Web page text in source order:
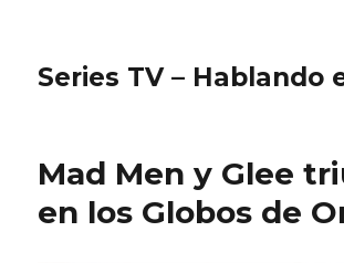
Series TV – Hablando
Mad Men y Glee
en los Globos de